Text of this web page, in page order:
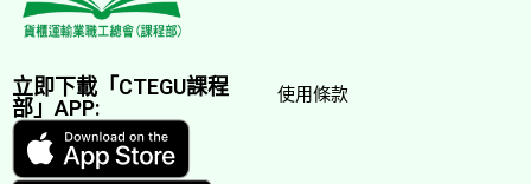
立即下載「CTEGU課程
部」APP:
使用條款